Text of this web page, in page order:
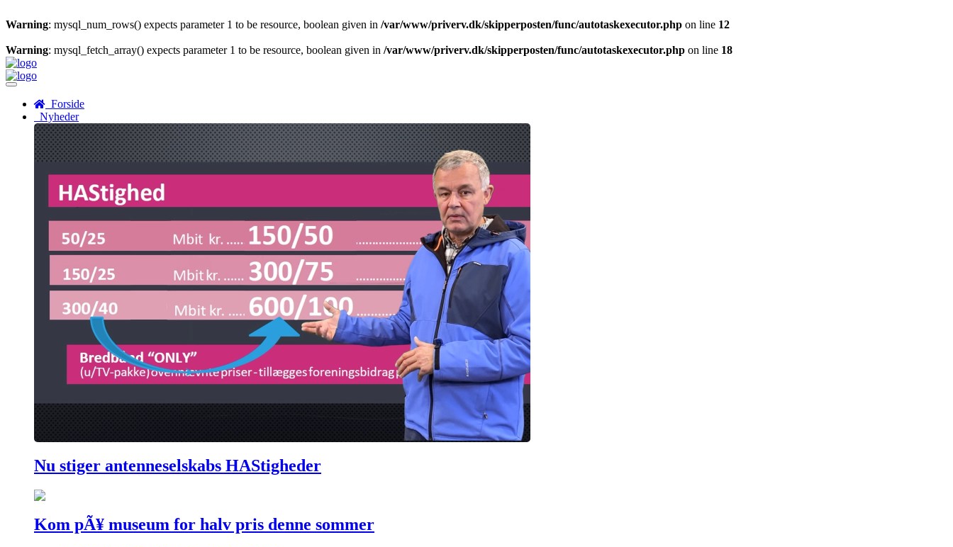
Warning: mysql_num_rows() expects parameter 1 to be resource, boolean given in /var/www/priverv.dk/skipperposten/func/autotaskexecutor.php on line 12
Warning: mysql_fetch_array() expects parameter 1 to be resource, boolean given in /var/www/priverv.dk/skipperposten/func/autotaskexecutor.php on line 18
Menu
Forside
Nyheder
Nu stiger antenneselskabs HAStigheder
Kom pÃ¥ museum for halv pris denne sommer